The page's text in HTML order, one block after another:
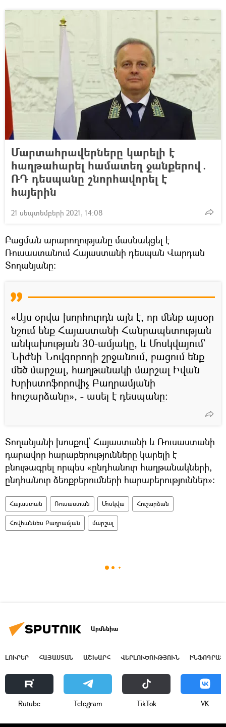
Մարտահրավերները կարելի է
հաղթահարել համատեղ ջանքերով․
ՌԴ դեսպանը շնորհավորել է
հայերին
21 սեպտեմբերի 2021, 14:08
Բացման արարողությանը մասնակցել է
Ռուսաստանում Հայաստանի դեսպան Վարդան
Տողանյանը։
«Այս օրվա խորհուրդն այն է, որ մենք այսօր
նշում ենք Հայաստանի Հանրապետության
անկախության 30-ամյակը, և Մոսկվայում՝
Նիժնի Նովգորոդի շրջանում, բացում ենք
մեծ մարշալ, հաղթանակի մարշալ Իվան
Խրիստոֆորովիչ Բաղրամյանի
հուշարձանը», - ասել է դեսպանը։
Տողանյանի խոսքով՝ Հայաստանի և Ռուսաստանի
դարավոր հարաբերությունները կարելի է
բնութագրել որպես «ընդհանուր հաղթանակների,
ընդհանուր ձեռքբերումների հարաբերություններ»:
Հայաստան Ռուսաստան Մոսկվա Հուշարձան
Հովհաննես Բաղրամյան մարշալ
Արմենիա
ԼՈՒՐԵՐ ՀԱՅԱՍՏԱՆ ԱՇԽԱՐՀ ՎԵՐԼՈՒԾՈՒԹՅՈՒՆ
Rutube Telegram ТikТоk VK